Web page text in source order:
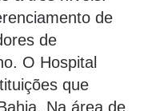
de
de
O Hospital
que
Na área de